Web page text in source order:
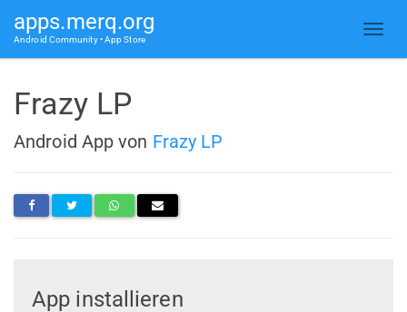
apps.merq.org
Android Community • App Store
Frazy LP
Android App von Frazy LP
App installieren